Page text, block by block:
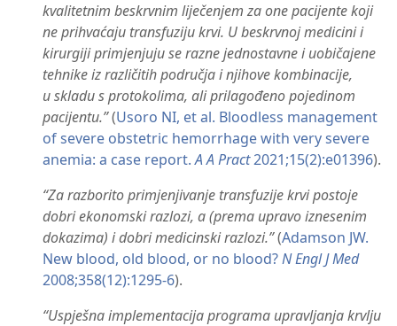
kvalitetnim beskrvnim liječenjem za one pacijente koji
ne prihvaćaju transfuziju krvi. U beskrvnoj medicini i
kirurgiji primjenjuju se razne jednostavne i uobičajene
tehnike iz različitih područja i njihove kombinacije,
u skladu s protokolima, ali prilagođeno pojedinom
pacijentu.”​ (Usoro NI, et al. Bloodless management
of severe obstetric hemorrhage with very severe
anemia: a case report.A A Pract2021;15(2):e01396).
“Za razborito primjenjivanje transfuzije krvi postoje
dobri ekonomski razlozi, a (prema upravo iznesenim
dokazima) i dobri medicinski razlozi.”​ (Adamson JW.
New blood, old blood, or no blood?N Engl J Med
2008;358(12):1295-6).
“Uspješna implementacija programa upravljanja krvlju